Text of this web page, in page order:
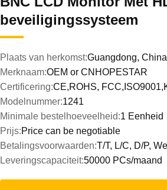
beveiligingssysteem
Plaats van herkomst:Guangdong, China
Merknaam:OEM or CNHOPESTAR
Certificering:CE,ROHS,
Modelnummer:1241
Minimale bestelhoeveelheid:1 Eenheid
Prijs:Price can be negotiable
Betalingsvoorwaarden:T/T, L/C, D/P,
Leveringscapaciteit:50000 PCs/maand